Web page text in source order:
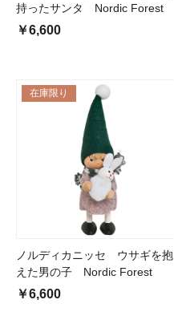
持ったサンタ Nordic Forest
￥6,600
在庫限り
ノルディカニッセ ウサギを抱
えた男の子 Nordic Forest
￥6,600